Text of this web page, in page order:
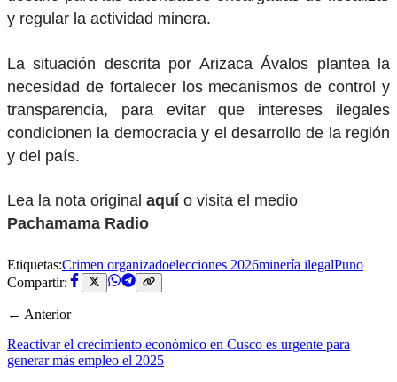
y regular la actividad minera.
La situación descrita por Arizaca Ávalos plantea la
necesidad de fortalecer los mecanismos de control y
transparencia, para evitar que intereses ilegales
condicionen la democracia y el desarrollo de la región
y del país.
Lea la nota original aquí o visita el medio
Pachamama Radio
Etiquetas:Crimen organizadoelecciones 2026minería ilegalPuno
Compartir:
← Anterior
Reactivar el crecimiento económico en Cusco es urgente para
generar más empleo el 2025